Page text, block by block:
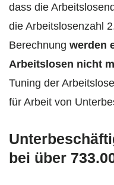
dass die
die Arbeitslosenzahl
Berechnung werden
Arbeitslosen nicht
Tuning der
für Arbeit von
bei über